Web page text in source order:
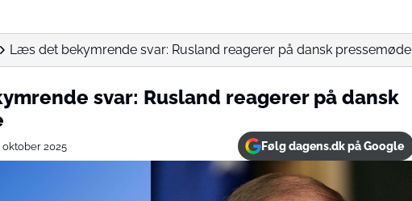
Læs det bekymrende svar: Rusland reagerer på dansk pressemøde
svar: Rusland reagerer på dansk
oktober 2025 Følg dagens.dk på Google